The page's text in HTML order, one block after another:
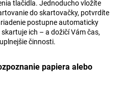
tlačidla. Jednoducho vložíte
do skartovačky, potvrdíte
postupne automaticky
ich – a dožičí Vám čas,
činnosti.
papiera alebo